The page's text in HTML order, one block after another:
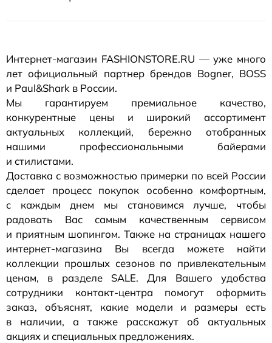
Интернет-магазин FASHIONSTORE.RU — уже много
лет официальный партнер брендов Bogner, BOSS
и Paul&Shark в России.
Мы гарантируем премиальное качество,
конкурентные цены и широкий ассортимент
актуальных коллекций, бережно отобранных
нашими профессиональными байерами
и стилистами.
Доставка с возможностью примерки по всей России
сделает процесс покупок особенно комфортным,
с каждым днем мы становимся лучше, чтобы
радовать Вас самым качественным сервисом
и приятным шопингом. Также на страницах нашего
интернет-магазина Вы всегда можете найти
коллекции прошлых сезонов по привлекательным
ценам, в разделе SALE. Для Вашего удобства
сотрудники контакт-центра помогут оформить
заказ, объяснят, какие модели и размеры есть
в наличии, а также расскажут об актуальных
акциях и специальных предложениях.